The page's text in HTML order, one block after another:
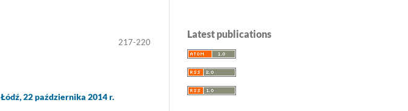
217-220
22 października 2014 r.
Latest publications